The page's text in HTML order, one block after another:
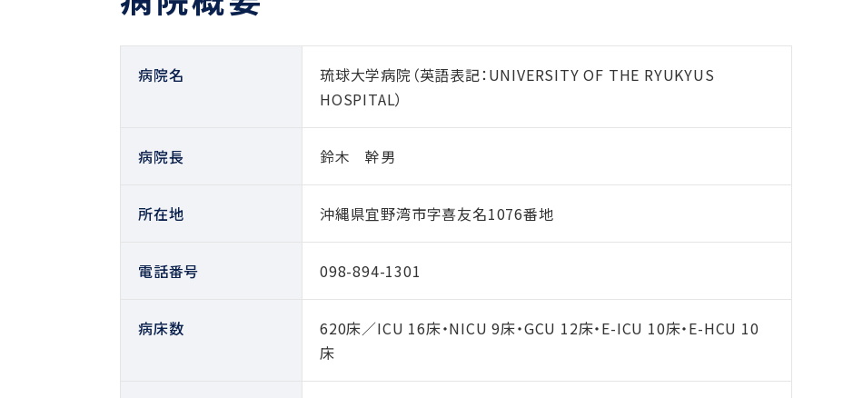
病院名
琉球大学病院（英語表記：UNIVERSITY OF THE RYUKYUS
HOSPITAL）
病院長 鈴木 幹男
所在地 沖縄県宜野湾市字喜友名1076番地
電話番号 098-894-1301
病床数
620床／ICU 16床・NICU 9床・GCU 12床・E-ICU 10床・E-HCU 10
床